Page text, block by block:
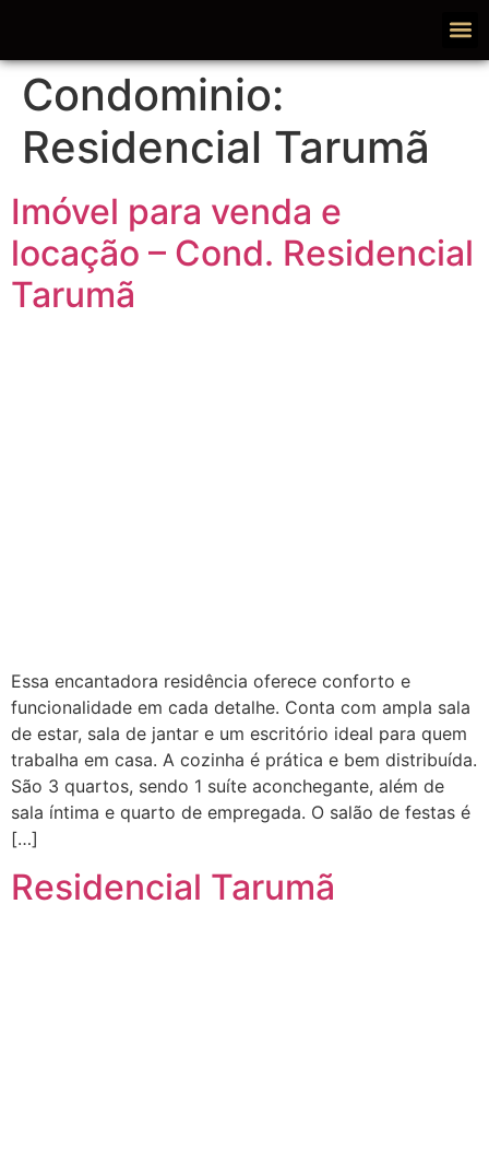
Condominio:
Residencial Tarumã
Imóvel para venda e
locação – Cond. Residencial
Tarumã
Essa encantadora residência oferece conforto e
funcionalidade em cada detalhe. Conta com ampla sala
de estar, sala de jantar e um escritório ideal para quem
trabalha em casa. A cozinha é prática e bem distribuída.
São 3 quartos, sendo 1 suíte aconchegante, além de
sala íntima e quarto de empregada. O salão de festas é
[…]
Residencial Tarumã